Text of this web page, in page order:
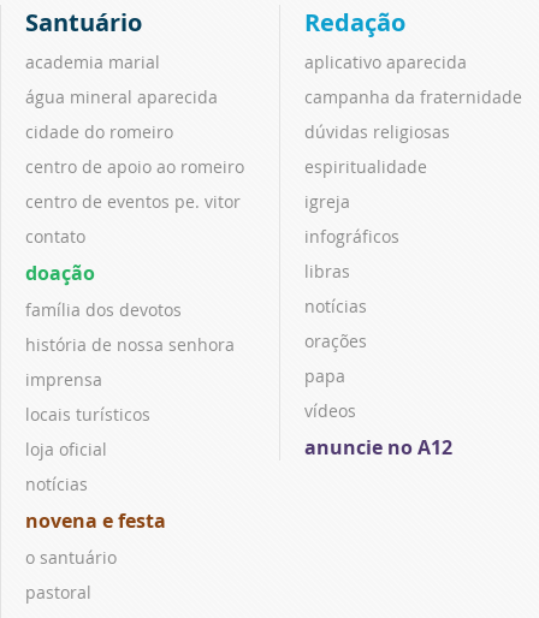
Santuário
academia marial
água mineral aparecida
cidade do romeiro
centro de apoio ao romeiro
centro de eventos pe. vitor
contato
doação
família dos devotos
história de nossa senhora
imprensa
locais turísticos
loja oficial
notícias
novena e festa
o santuário
pastoral
Redação
aplicativo aparecida
campanha da fraternidade
dúvidas religiosas
espiritualidade
igreja
infográficos
libras
notícias
orações
papa
vídeos
anuncie no A12